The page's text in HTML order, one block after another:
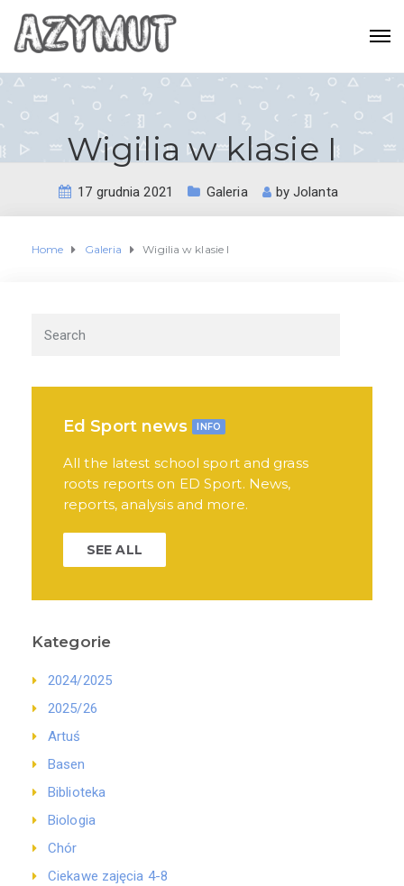
Wigilia w klasie I
17 grudnia 2021 Galeria byJolanta
Home Galeria Wigilia w klasie I
Ed Sport news INFO
All the latest school sport and grass
roots reports on ED Sport. News,
reports, analysis and more.
SEE ALL
Kategorie
2024/2025
2025/26
Artuś
Basen
Biblioteka
Biologia
Chór
Ciekawe zajęcia 4-8